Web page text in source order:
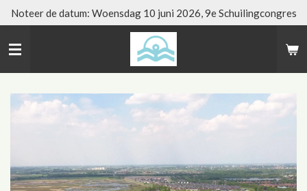
Ga
direct
naar
de
hoofdinhoud
Noteer de datum: Woensdag 10 juni 2026, 9e Schuilingcongres